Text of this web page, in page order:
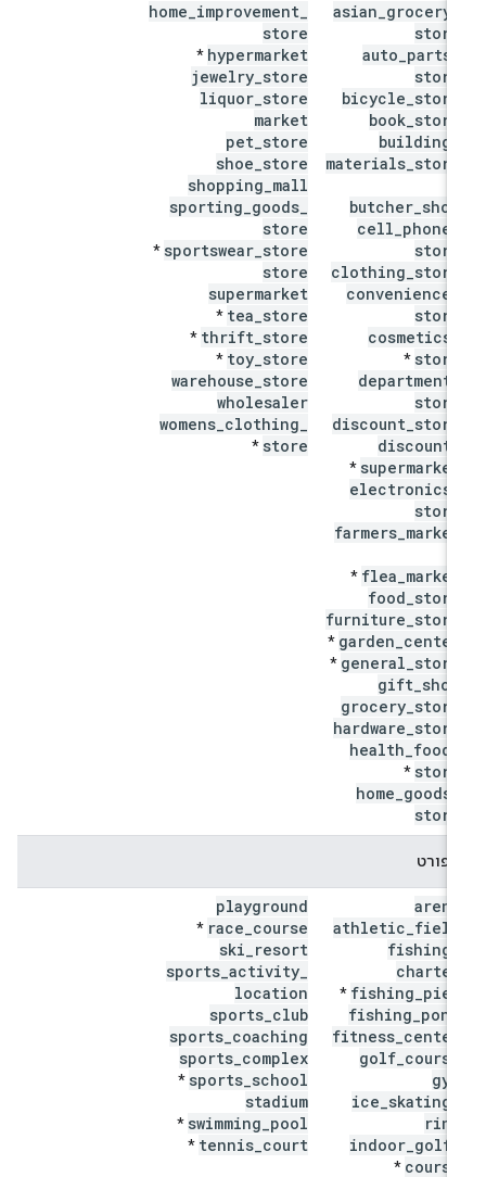
asian_grocery
store
auto_parts
store
bicycle_store
book_store
building
materials_store
butcher_
cell_phone
store
clothing_store
convenience
store
cosmetics
store
*
department
store
discount_store
discount
supermarket
*
electronics
store
farmers_market
flea_market
*
food_store
furniture_store
garden_center
*
general_store
*
gift_
grocery_store
hardware_store
health_food
store
*
home_goods
store
home_improvement
_
store
hypermarket
*
jewelry_store
liquor_store
market
pet_store
shoe_store
shopping_mall
sporting_goods
store
sportswear_store
*
store
supermarket
tea_store
*
thrift_store
*
toy_store
*
warehouse_store
wholesaler
womens_clothing
_
store
*
ספורט
arena
athletic_field
fishing
charter
fishing_
*
fishing_
fitness_center
golf_course
ice_skating
indoor_golf
course
*
playground
race_course
*
ski_resort
sports_activity
location
sports_club
sports_coaching
sports_complex
sports_school
*
stadium
swimming_pool
*
tennis_court
*